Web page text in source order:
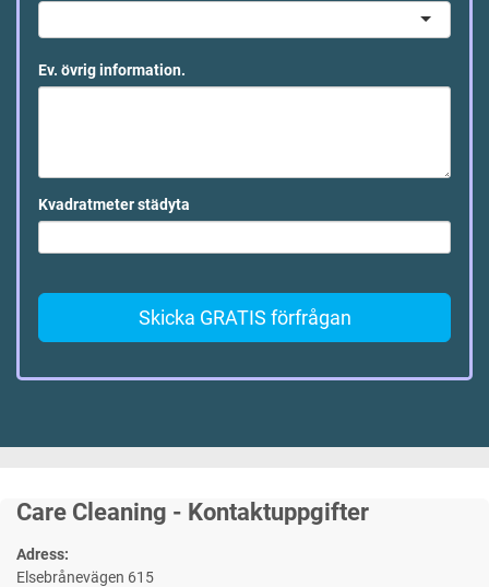
Ev. övrig information.
Kvadratmeter städyta
Skicka GRATIS förfrågan
Care Cleaning - Kontaktuppgifter
Adress:
Elsebrånevägen 615